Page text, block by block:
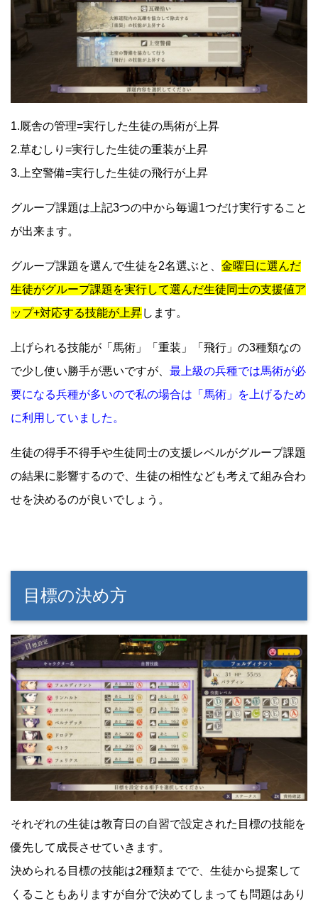
1.厩舎の管理=実行した生徒の馬術が上昇
2.草むしり=実行した生徒の重装が上昇
3.上空警備=実行した生徒の飛行が上昇
グループ課題は上記3つの中から毎週1つだけ実行すること
が出来ます。
グループ課題を選んで生徒を2名選ぶと、 金曜日に選んだ
生徒がグループ課題を実行して選んだ生徒同士の支援値ア
ップ+対応する技能が上昇します。
上げられる技能が「馬術」「重装」「飛行」の3種類なの
で少し使い勝手が悪いですが、 最上級の兵種では馬術が必
要になる兵種が多いので私の場合は「馬術」を上げるため
に利用していました。
生徒の得手不得手や生徒同士の支援レベルがグループ課題
の結果に影響するので、生徒の相性なども考えて組み合わ
せを決めるのが良いでしょう。
目標の決め方
それぞれの生徒は教育日の自習で設定された目標の技能を
優先して成長させていきます。
決められる目標の技能は2種類までで、生徒から提案して
くることもありますが自分で決めてしまっても問題はあり